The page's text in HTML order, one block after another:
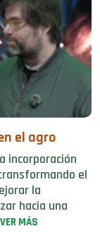
el agro
incorporación
el
la
hacia una
VER MÁS